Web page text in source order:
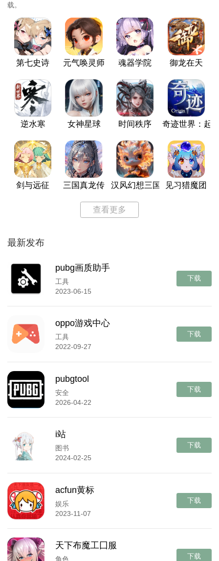
载。
第七史诗 元气唤灵师 魂器学院 御龙在天
逆水寒 女神星球 时间秩序 奇迹世界：起
剑与远征 三国真龙传 汉风幻想三国OL见习猎魔团
查看更多
最新发布
pubg画质助手
工具
2023-06-15
下载
oppo游戏中心
工具
2022-09-27
下载
pubgtool
安全
2026-04-22
下载
i站
图书
2024-02-25
下载
acfun黄标
娱乐
2023-11-07
下载
天下布魔工囗服
角色 下载